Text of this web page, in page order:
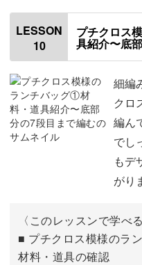
巾着ひもを編む
巾着ひもを通す
糸処理をする
おわりに
LESSON
10
プチクロス
具紹介〜底
細編
クロ
編ん
でし
もデ
がり
〈このレッスンで学べ
■ プチクロス模様のラ
材料・道具の確認